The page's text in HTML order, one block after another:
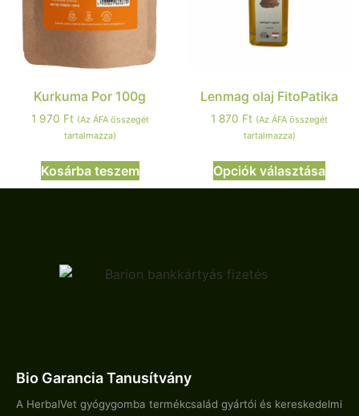
Kurkuma Por 100g
1 970 Ft (Az ÁFA összegét
tartalmazza)
Kosárba teszem
Lenmag olaj FitoPatika
1 870 Ft (Az ÁFA összegét
tartalmazza)
Opciók választása
Bio Garancia Tanusítvány
A HerbalVet gyógygomba termékcsalád gyártói és kereskedelmi